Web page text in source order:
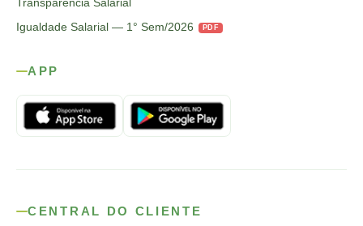
Transparência Salarial
Igualdade Salarial — 1° Sem/2026
PDF
APP
CENTRAL DO CLIENTE